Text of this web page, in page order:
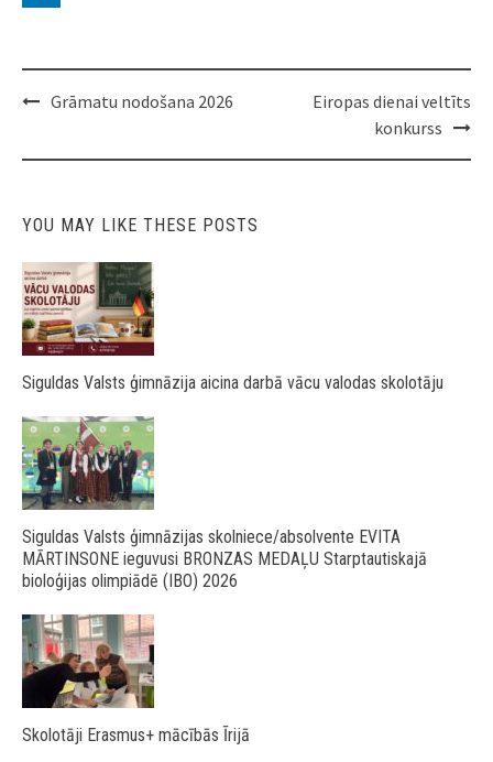
PostGrāmatu nodošana 2026
Eiropas dienai veltīts
konkurss
YOU MAY LIKE THESE POSTS
Siguldas Valsts ģimnāzija aicina darbā vācu valodas skolotāju
Siguldas Valsts ģimnāzijas skolniece/absolvente EVITA
MĀRTINSONE ieguvusi BRONZAS MEDAĻU Starptautiskajā
bioloģijas olimpiādē (IBO) 2026
Skolotāji Erasmus+ mācībās Īrijā